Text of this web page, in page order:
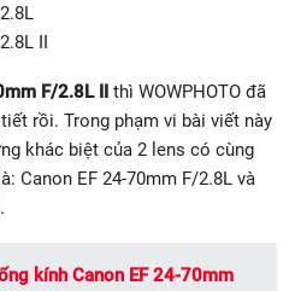
II
F/2.8L II thì WOWPHOTO đã
rồi. Trong phạm vi bài viết này
khác biệt của 2 lens có cùng
Canon EF 24-70mm F/2.8L và
kính Canon EF 24-70mm